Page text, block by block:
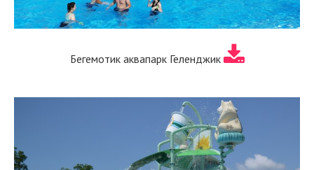
Бегемотик аквапарк Геленджик